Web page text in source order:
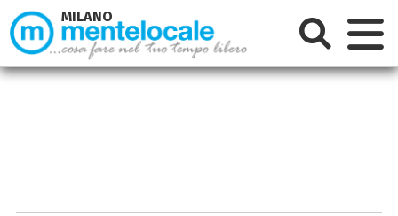
MILANO